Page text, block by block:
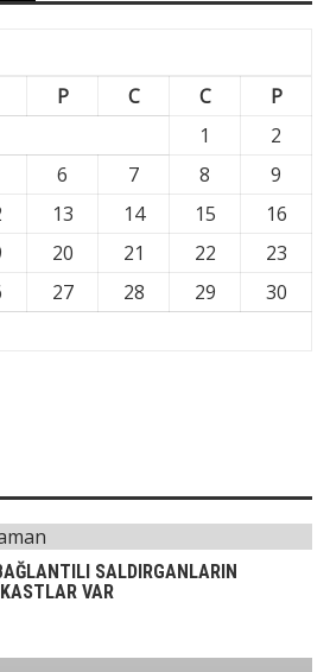
P C C
P
1
2
6 7 8
9
13 14 15
16
20 21 22
23
27 28 29
30
SALDIRGANLARIN
VAR